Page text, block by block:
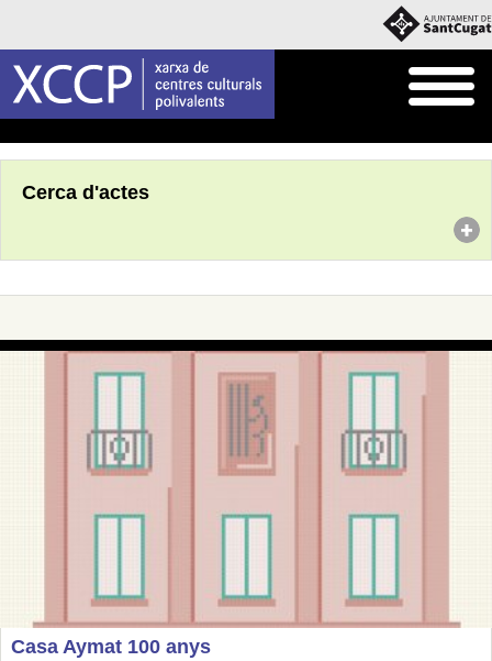
Cerca d'actes
Casa Aymat 100 anys